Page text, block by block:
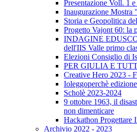
Presentazione Voll. 1
Inaugurazione Mostra
Storia e Geopolitica
Progetto Vajont 60: la
INDAGINE
dell'IIS Valle primo
Elezioni Consiglio di
PER GIULIA E
Creative Hero 2023 -
Ioleggoperchè
Scholè 2023-2024
9 ottobre 1963, il
non dimenticare
Hackathon Progettare
Archivio 2022 - 2023